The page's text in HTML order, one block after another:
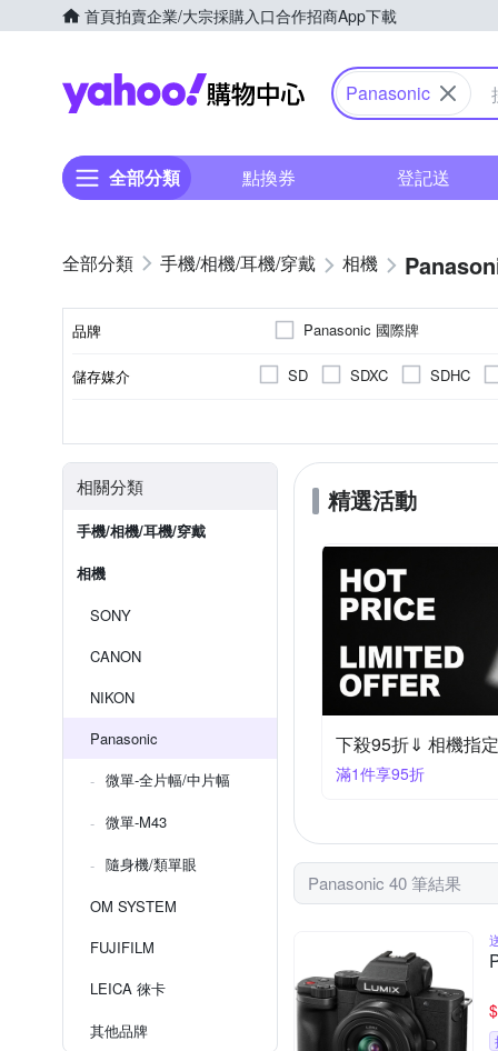
首頁拍賣企業/大宗採購入口合作招商App下載
Yahoo購物中心
Panasonic
全部分類 點換券 登記送
手機/相機/耳機/穿戴 相機
品牌 Panasonic 國際牌
儲存媒介 SD SDXC SDHC
相關分類
手機/相機/耳機/穿戴
相機
SONY
CANON
NIKON
Panasonic
微單-全片幅/中片幅
微單-M43
隨身機/類單眼
OM SYSTEM
FUJIFILM
LEICA 徠卡
其他品牌
精選活動
下殺95折⇓ 相機指
滿1件享95折
Panasonic 40 筆結果
$